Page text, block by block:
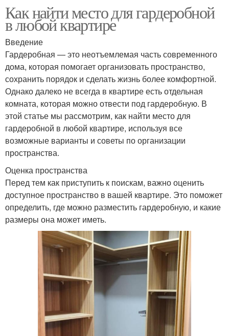
Как найти место для гардеробной
в любой квартире
Введение
Гардеробная — это неотъемлемая часть современного
дома, которая помогает организовать пространство,
сохранить порядок и сделать жизнь более комфортной.
Однако далеко не всегда в квартире есть отдельная
комната, которая можно отвести под гардеробную. В
этой статье мы рассмотрим, как найти место для
гардеробной в любой квартире, используя все
возможные варианты и советы по организации
пространства.
Оценка пространства
Перед тем как приступить к поискам, важно оценить
доступное пространство в вашей квартире. Это поможет
определить, где можно разместить гардеробную, и какие
размеры она может иметь.